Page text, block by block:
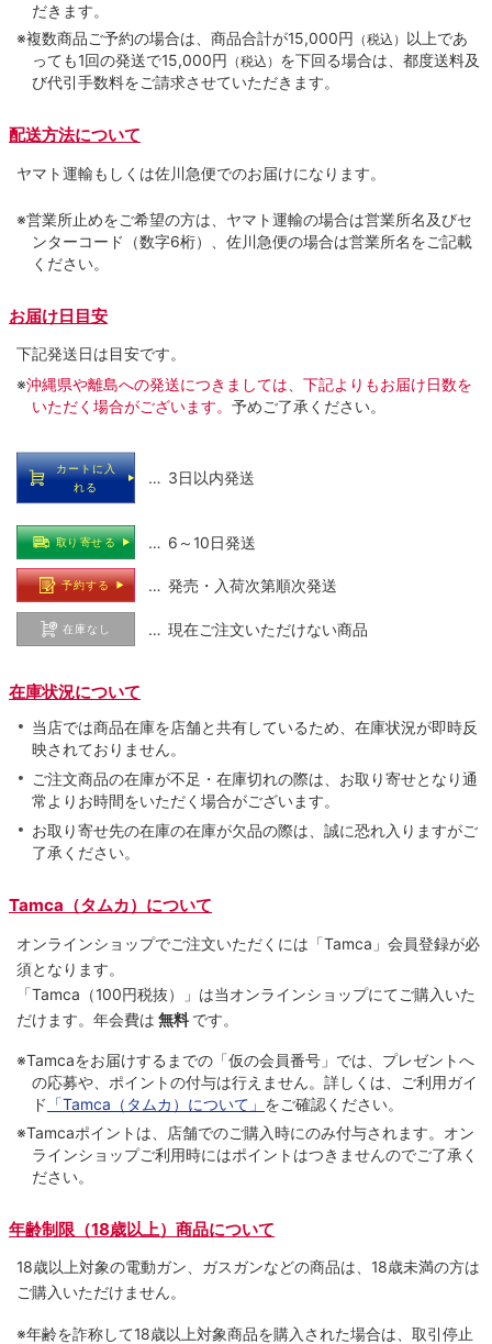
だきます。
※複数商品ご予約の場合は、商品合計が15,000円 （税込） 以上であ
っても1回の発送で15,000円 （税込） を下回る場合は、都度送料及
び代引手数料をご請求させていただきます。
配送方法について
ヤマト運輸もしくは佐川急便でのお届けになります。
※営業所止めをご希望の方は、ヤマト運輸の場合は営業所名及びセ
ンターコード（数字6桁）、佐川急便の場合は営業所名をご記載
ください。
お届け日目安
下記発送日は目安です。
※沖縄県や離島への発送につきましては、下記よりもお届け日数を
いただく場合がございます。 予めご了承ください。
カートに入
れる
… 3日以内発送
取り寄せる … 6～10日発送
予約する … 発売・入荷次第順次発送
在庫なし … 現在ご注文いただけない商品
在庫状況について
当店では商品在庫を店舗と共有しているため、在庫状況が即時反
映されておりません。
ご注文商品の在庫が不足・在庫切れの際は、お取り寄せとなり通
常よりお時間をいただく場合がございます。
お取り寄せ先の在庫の在庫が欠品の際は、誠に恐れ入りますがご
了承ください。
Tamca（タムカ）について
オンラインショップでご注⽂いただくには「Tamca」会員登録が必
須となります。
「Tamca （100円税抜）
」は当オンラインショップにてご購⼊いた
だけます。 年会費は 無料 です。
※Tamcaをお届けするまでの「仮の会員番号」では、プレゼントへ
の応募や、ポイントの付与は⾏えません。詳しくは、ご利⽤ガイ
ド 「Tamca（タムカ）について」 をご確認ください。
※Tamcaポイントは、店舗でのご購⼊時にのみ付与されます。オン
ラインショップご利用時にはポイントはつきませんのでご了承く
ださい。
年齢制限（18歳以上）商品について
18歳以上対象の電動ガン、ガスガンなどの商品は、18歳未満の方は
ご購入いただけません。
※年齢を詐称して18歳以上対象商品を購入された場合は、取引停止